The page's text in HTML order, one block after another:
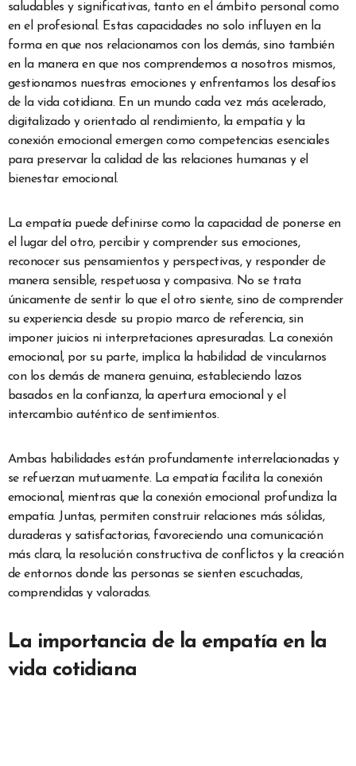
saludables y significativas, tanto en el ámbito personal como
en el profesional. Estas capacidades no solo influyen en la
forma en que nos relacionamos con los demás, sino también
en la manera en que nos comprendemos a nosotros mismos,
gestionamos nuestras emociones y enfrentamos los desafíos
de la vida cotidiana. En un mundo cada vez más acelerado,
digitalizado y orientado al rendimiento, la empatía y la
conexión emocional emergen como competencias esenciales
para preservar la calidad de las relaciones humanas y el
bienestar emocional.
La empatía puede definirse como la capacidad de ponerse en
el lugar del otro, percibir y comprender sus emociones,
reconocer sus pensamientos y perspectivas, y responder de
manera sensible, respetuosa y compasiva. No se trata
únicamente de sentir lo que el otro siente, sino de comprender
su experiencia desde su propio marco de referencia, sin
imponer juicios ni interpretaciones apresuradas. La conexión
emocional, por su parte, implica la habilidad de vincularnos
con los demás de manera genuina, estableciendo lazos
basados en la confianza, la apertura emocional y el
intercambio auténtico de sentimientos.
Ambas habilidades están profundamente interrelacionadas y
se refuerzan mutuamente. La empatía facilita la conexión
emocional, mientras que la conexión emocional profundiza la
empatía. Juntas, permiten construir relaciones más sólidas,
duraderas y satisfactorias, favoreciendo una comunicación
más clara, la resolución constructiva de conflictos y la creación
de entornos donde las personas se sienten escuchadas,
comprendidas y valoradas.
La importancia de la empatía en la
vida cotidiana